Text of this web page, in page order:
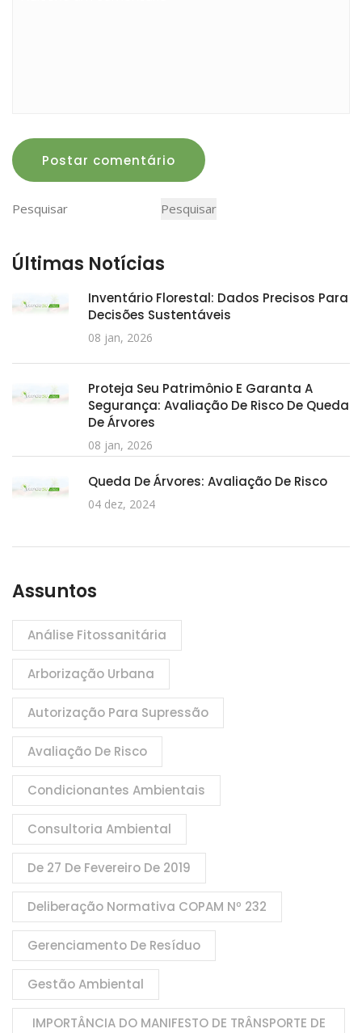
Postar comentário
Pesquisar
Pesquisar
Últimas Notícias
Inventário Florestal: Dados Precisos Para
Decisões Sustentáveis
08 jan, 2026
Proteja Seu Patrimônio E Garanta A
Segurança: Avaliação De Risco De Queda
De Árvores
08 jan, 2026
Queda De Árvores: Avaliação De Risco
04 dez, 2024
Assuntos
Análise Fitossanitária
Arborização Urbana
Autorização Para Supressão
Avaliação De Risco
Condicionantes Ambientais
Consultoria Ambiental
De 27 De Fevereiro De 2019
Deliberação Normativa COPAM Nº 232
Gerenciamento De Resíduo
Gestão Ambiental
IMPORTÂNCIA DO MANIFESTO DE TRÂNSPORTE DE